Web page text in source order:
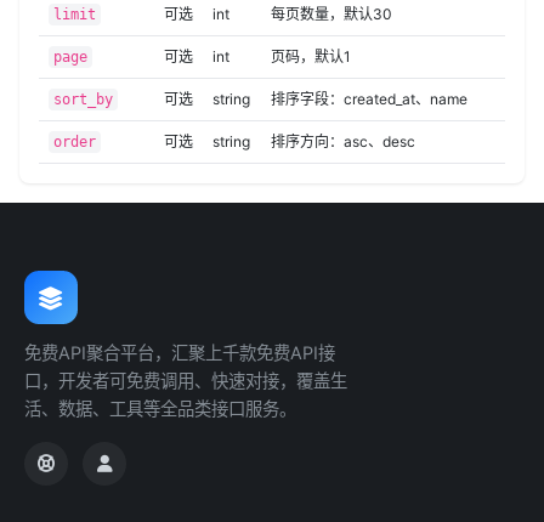
limit 可选 int 每页数量，默认30
page 可选 int 页码，默认1
sort_by 可选 string 排序字段：created_at、name
order 可选 string 排序方向：asc、desc
免费API聚合平台，汇聚上千款免费API接
口，开发者可免费调用、快速对接，覆盖生
活、数据、工具等全品类接口服务。